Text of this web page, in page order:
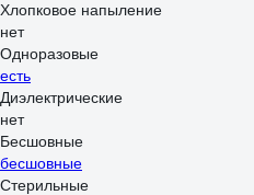
Хлопковое напыление
нет
Одноразовые
есть
Диэлектрические
нет
Бесшовные
бесшовные
Стерильные